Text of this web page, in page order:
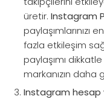
üretir. Instagram
fazla etkileşim
paylaşımı
markanızın daha
Instagram hesap